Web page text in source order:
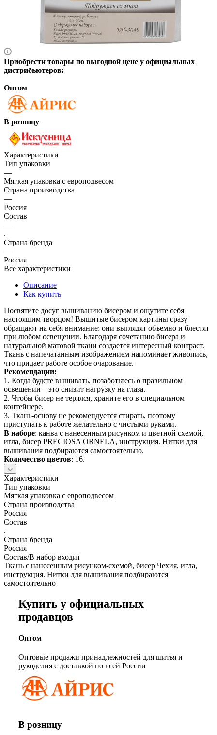
Приобрести товары по выгодной цене у официальных
дистрибьютеров:
Оптом
В розницу
Характеристики
Тип упаковки
—
Мягкая упаковка с европодвесом
Страна производства
—
Россия
Состав
—
.
Страна бренда
—
Россия
Все характеристики
Описание
Как купить
Посвятите досуг вышиванию бисером и ощутите себя
настоящим творцом! Вышитые бисером картины сразу
обращают на себя внимание: они выглядят объемно и блестят
при любом освещении. Благодаря сочетанию бисера и
натуральной матовой ткани создается интересный контраст.
Ткань с напечатанным изображением напоминает живопись,
что придает работе особое очарование.
Рекомендации:
1. Когда будете вышивать, позаботьтесь о правильном
освещении – это снизит нагрузку на глаза.
2. Чтобы бисер не терялся, храните его в специальном
контейнере.
3. Ткань-основу не рекомендуется стирать, поэтому
приступать к работе желательно с чистыми руками.
В наборе: канва с нанесенным рисунком и цветной схемой,
игла, бисер PRECIOSA ORNELA, инструкция. Нитки для
вышивания подбираются самостоятельно.
Количество цветов: 16.
Характеристики
Тип упаковки
Мягкая упаковка с европодвесом
Страна производства
Россия
Состав
.
Страна бренда
Россия
Состав/В набор входит
Ткань с нанесенным рисунком-схемой, бисер Чехия, игла,
инструкция. Нитки для вышивания подбираются
самостоятельно
Купить у официальных
продавцов
Оптом
Оптовые продажи принадлежностей для шитья и
рукоделия с доставкой по всей России
В розницу